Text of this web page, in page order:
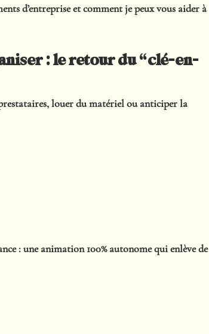
d’entreprise et comment je peux vous aider à
: le retour du “clé-en-
prestataires, louer du matériel ou anticiper la
: une animation 100% autonome qui enlève de